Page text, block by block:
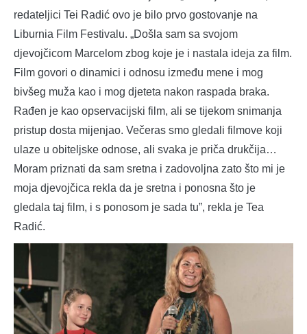
redateljici Tei Radić ovo je bilo prvo gostovanje na
Liburnia Film Festivalu. „Došla sam sa svojom
djevojčicom Marcelom zbog koje je i nastala ideja za film.
Film govori o dinamici i odnosu između mene i mog
bivšeg muža kao i mog djeteta nakon raspada braka.
Rađen je kao opservacijski film, ali se tijekom snimanja
pristup dosta mijenjao. Večeras smo gledali filmove koji
ulaze u obiteljske odnose, ali svaka je priča drukčija…
Moram priznati da sam sretna i zadovoljna zato što mi je
moja djevojčica rekla da je sretna i ponosna što je
gledala taj film, i s ponosom je sada tu”, rekla je Tea
Radić.